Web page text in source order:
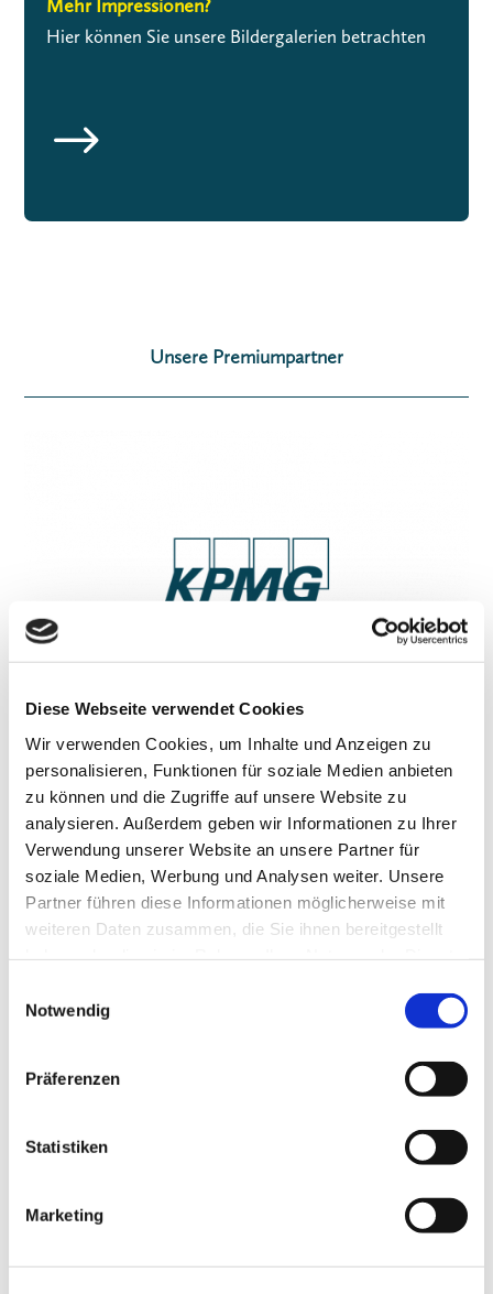
Diese Webseite verwendet Cookies
Wir verwenden Cookies, um Inhalte und Anzeigen zu
personalisieren, Funktionen für soziale Medien anbieten
zu können und die Zugriffe auf unsere Website zu
analysieren. Außerdem geben wir Informationen zu Ihrer
Verwendung unserer Website an unsere Partner für
soziale Medien, Werbung und Analysen weiter. Unsere
Partner führen diese Informationen möglicherweise mit
weiteren Daten zusammen, die Sie ihnen bereitgestellt
Notwendig
Präferenzen
Statistiken
Marketing
Mehr Impressionen?
Hier können Sie unsere Bildergalerien betrachten
$
Unsere Premiumpartner